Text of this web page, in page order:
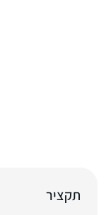
תקציר